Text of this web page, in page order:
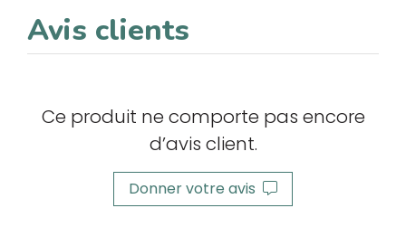
Avis clients
Ce produit ne comporte pas encore
d’avis client.
Donner votre avis